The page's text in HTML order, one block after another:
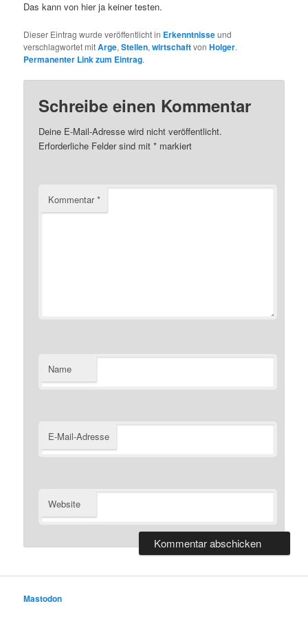
Das kann von hier ja keiner testen.
Dieser Eintrag wurde veröffentlicht in Erkenntnisseund
verschlagwortet mitArge,Stellen,wirtschaftvonHolger.
Permanenter Link zum Eintrag.
Schreibe einen Kommentar
Deine E-Mail-Adresse wird nicht veröffentlicht.
Erforderliche Felder sind mit* markiert
Kommentar*
Name
E-Mail-Adresse
Website
Mastodon